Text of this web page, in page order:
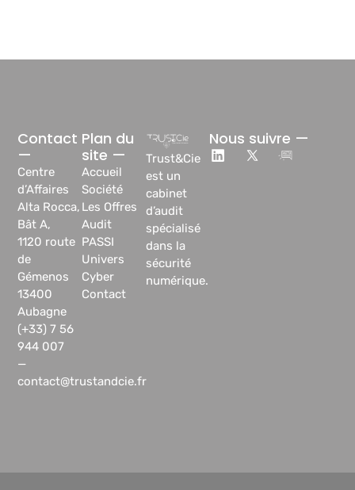
Trust&Cie
est un
cabinet
d’audit
spécialisé
dans la
sécurité
numérique.
Plan du
site —
Accueil
Société
Les Offres
Audit
PASSI
Univers
Cyber
Contact
Contact
—
Centre
d’Affaires
Alta Rocca,
Bât A,
1120 route
de
Gémenos
13400
Aubagne
(+33) 7 56
944 007
—
contact@trustandcie.fr
Nous suivre —